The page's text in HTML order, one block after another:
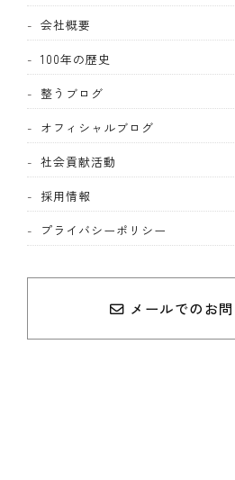
会社概要
100年の歴史
整うブログ
オフィシャルブログ
社会貢献活動
採用情報
プライバシーポリシー
メールでのお